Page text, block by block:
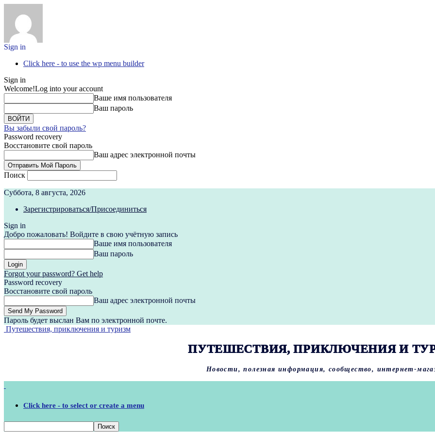
Sign in
Click here - to use the wp menu builder
Sign in
Welcome!Log into your account
Ваше имя пользователя
Ваш пароль
Вы забыли свой пароль?
Password recovery
Восстановите свой пароль
Ваш адрес электронной почты
Поиск
Суббота, 8 августа, 2026
Зарегистрироваться/Присоединиться
Sign in
Добро пожаловать! Войдите в свою учётную запись
Ваше имя пользователя
Ваш пароль
Forgot your password? Get help
Password recovery
Восстановите свой пароль
Ваш адрес электронной почты
Пароль будет выслан Вам по электронной почте.
Путешествия, приключения и туризм
ПУТЕШЕСТВИЯ, ПРИКЛЮЧЕНИЯ И
Новости, полезная информация, сообщество, интернет-
Click here - to select or create a menu